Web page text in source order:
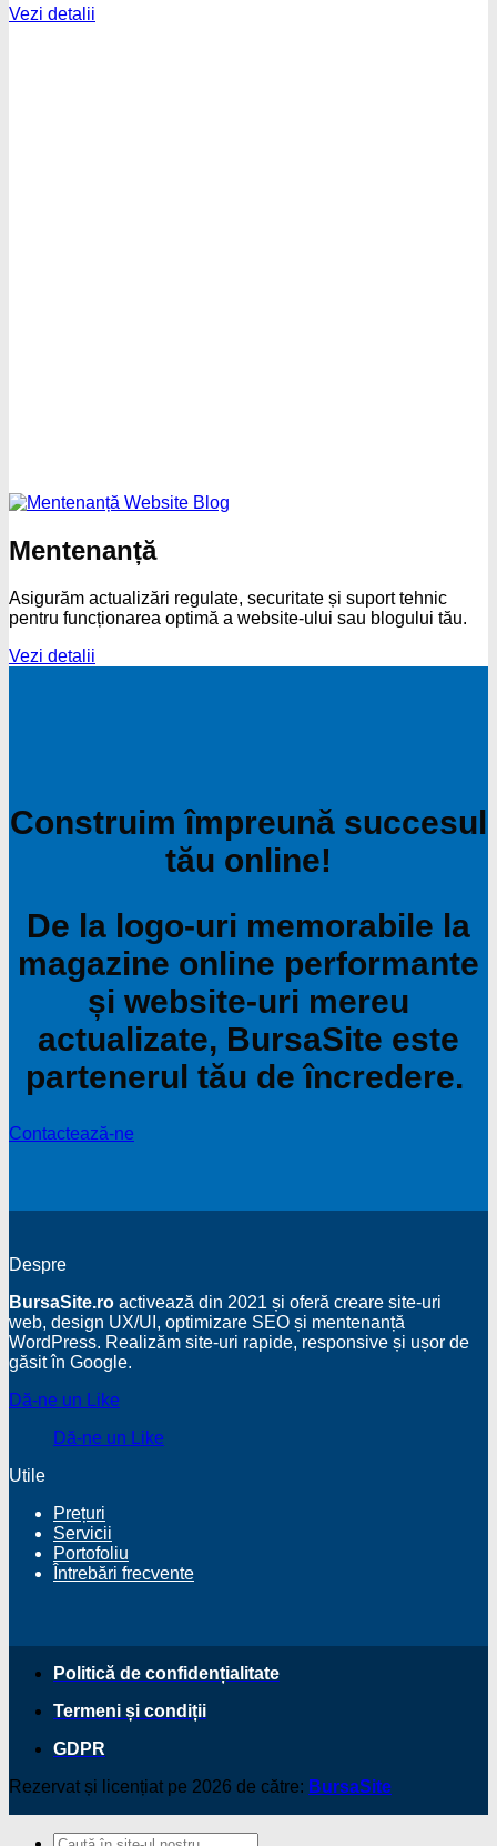
Vezi detalii
Mentenanță
Asigurăm actualizări regulate, securitate și suport tehnic
pentru funcționarea optimă a website-ului sau blogului tău.
Vezi detalii
Construim împreună succesul
tău online!
De la logo-uri memorabile la
magazine online performante
și website-uri mereu
actualizate, BursaSite este
partenerul tău de încredere.
Contactează-ne
Despre
BursaSite.ro activează din 2021 și oferă creare site-uri
web, design UX/UI, optimizare SEO și mentenanță
WordPress. Realizăm site-uri rapide, responsive și ușor de
găsit în Google.
Dă-ne un Like
Dă-ne un Like
Utile
Prețuri
Servicii
Portofoliu
Întrebări frecvente
Politică de confidențialitate
Termeni și condiții
GDPR
Rezervat și licențiat pe 2026 de către: BursaSite